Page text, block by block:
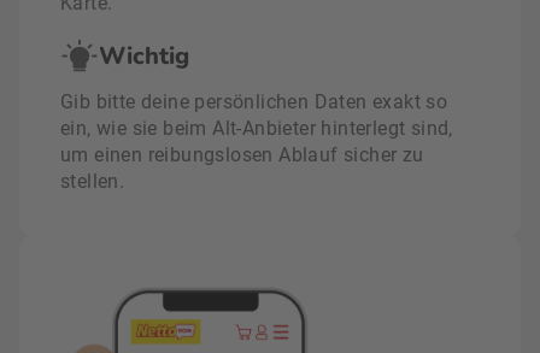
Wichtig
Gib bitte deine persönlichen Daten exakt so
ein, wie sie beim Alt-Anbieter hinterlegt sind,
um einen reibungslosen Ablauf sicher zu
stellen.